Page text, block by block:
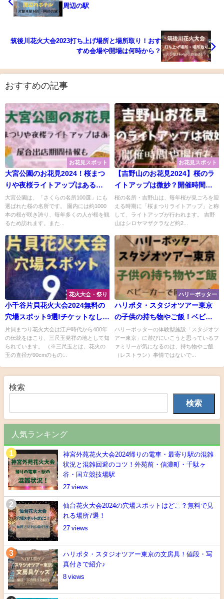
周辺の駅
筑後川花火大会2023打ち上げ場所と場所取り！おす
すめ会場や開場は何時から？
おすすめの記事
お花見スポット
大宮公園のお花見2024！桜まつ
りや夜桜ライトアップはある？
屋台出店期間情報も
大宮公園は、「さくらの名所100選」にも
選ばれた桜の名所です。 園内には約1000
本の桜が咲き誇り、毎年多くの人が桜を観
るため訪れます。また...
お花見スポット
【吉野山のお花見2024】桜のラ
イトアップは微妙？開催時間や
場所も
桜の名所・吉野山は、毎年桜が見ごろを迎
える時期に「桜まつりライトアップ」と称
して、ライトアップが行われます。 吉野
山はシロヤマザクラなど約2...
花火大会・祭り
小千谷片貝花火大会2024無料の
穴場スポット9選!チケットなしで
見える場所を紹介
片貝まつり花火大会は江戸時代から400年
の伝統をほこり、三尺玉発祥の地として知
られています。 （※三尺玉とは、花火の
玉の直径が90cmのもの...
ハリーポッター
ハリポタ・スタジオツアー東京
の子供の持ち物やご飯！ベビー
カーで回れる？子連れ必見♪
ハリーポッターの体験型施設「スタジオツ
アー東京」に遊びにいこうと思っているフ
ァミリーが気になるのは、持ち物やご飯
（レストラン）事情ではないで...
検索
検索
人気ランキング
神宮外苑花火大会2024帰りの電車・最寄り駅の混雑
状況と混雑回避のコツ！外苑前・信濃町・千駄ヶ
谷・国立競技場駅
27
仙台花火大会2024の穴場スポットはどこ？無料で見
れる場所7選！
27
ハリポタ・スタジオツアー東京の文房具！値段・写
真付きで紹介♪
8